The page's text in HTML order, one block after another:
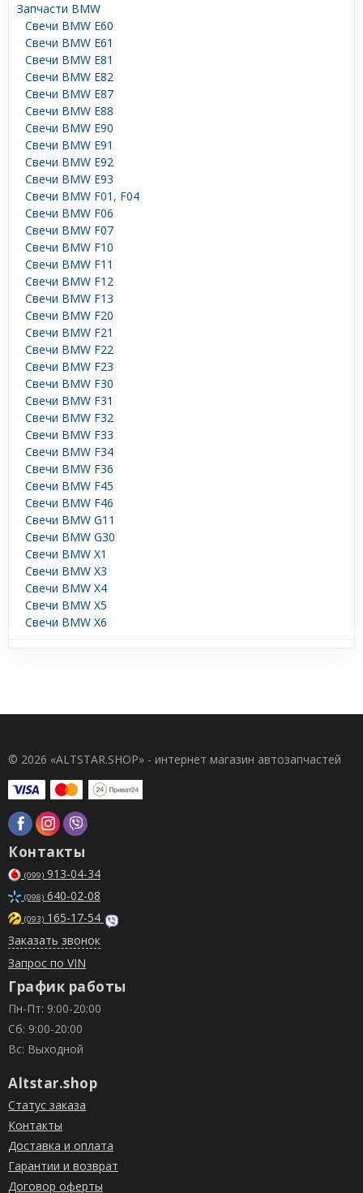
Запчасти BMW
Свечи BMW E60
Свечи BMW E61
Свечи BMW E81
Свечи BMW E82
Свечи BMW E87
Свечи BMW E88
Свечи BMW E90
Свечи BMW E91
Свечи BMW E92
Свечи BMW E93
Свечи BMW F01, F04
Свечи BMW F06
Свечи BMW F07
Свечи BMW F10
Свечи BMW F11
Свечи BMW F12
Свечи BMW F13
Свечи BMW F20
Свечи BMW F21
Свечи BMW F22
Свечи BMW F23
Свечи BMW F30
Свечи BMW F31
Свечи BMW F32
Свечи BMW F33
Свечи BMW F34
Свечи BMW F36
Свечи BMW F45
Свечи BMW F46
Свечи BMW G11
Свечи BMW G30
Свечи BMW X1
Свечи BMW X3
Свечи BMW X4
Свечи BMW X5
Свечи BMW X6
© 2026 «ALTSTAR.SHOP» - интернет магазин автозапчастей
Контакты
(099) 913-04-34
(098) 640-02-08
(093) 165-17-54
Заказать звонок
Запрос по VIN
График работы
Пн-Пт: 9:00-20:00
Сб: 9:00-20:00
Вс: Выходной
Altstar.shop
Статус заказа
Контакты
Доставка и оплата
Гарантии и возврат
Договор оферты